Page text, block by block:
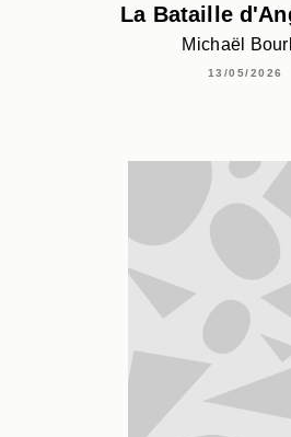
La Bataille
Michaël
13/05/2026